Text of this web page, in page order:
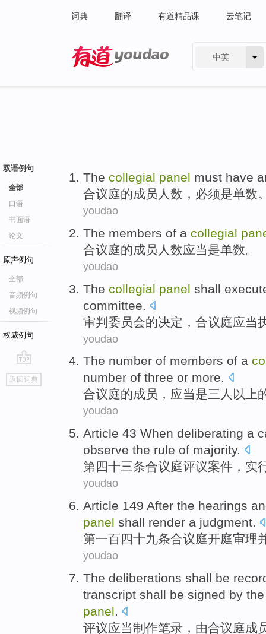
词典 翻译 有道精品课 云笔记
中英
双语例句
全部
口语
书面语
论文
原声例句
全部
音频例句
视频例句
权威例句
go
top
返回词典
The collegial panel must have
合议庭的成员 人数 ， 必须是单数
youdao
The members of a collegial
合议庭的成员 人数应当是单数。
youdao
The collegial panel shall
committee
审判 委员会的决定 ， 合议庭应当
youdao
The number of members of a
number of three or more.
合议庭的成员 ， 应当是三 人以上
youdao
Article 43 When deliberating a
observe the rule of majority.
第四十三条合议庭评议案件 ，实
youdao
Article 149 After the hearings
panel shall render a judgment.
第一百四十九条合议庭开庭审理
youdao
The deliberations shall be
transcript shall be signed by
panel.
评议应当制作笔录 ， 由合议庭成